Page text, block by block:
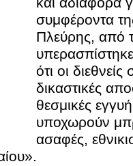
συμφέροντα
Πλεύρης, από
ότι οι
δικαστικές
θεσμικές
υποχωρούν
ασαφές,